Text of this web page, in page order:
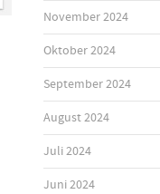
November 2024
Oktober 2024
September 2024
August 2024
Juli 2024
Juni 2024